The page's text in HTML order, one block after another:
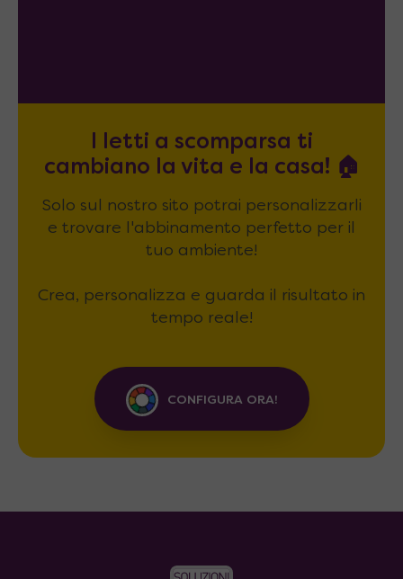
I letti a scomparsa ti
cambiano la vita e la casa! 🏠
Solo sul nostro sito potrai personalizzarli
e trovare l'abbinamento perfetto per il
tuo ambiente!
Crea, personalizza e guarda il risultato in
tempo reale!
CONFIGURA ORA!